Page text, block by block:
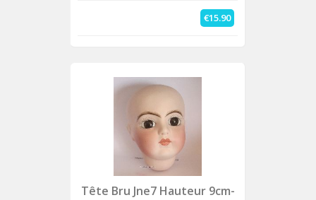
€15.90
Tête Bru Jne7 Hauteur 9cm-